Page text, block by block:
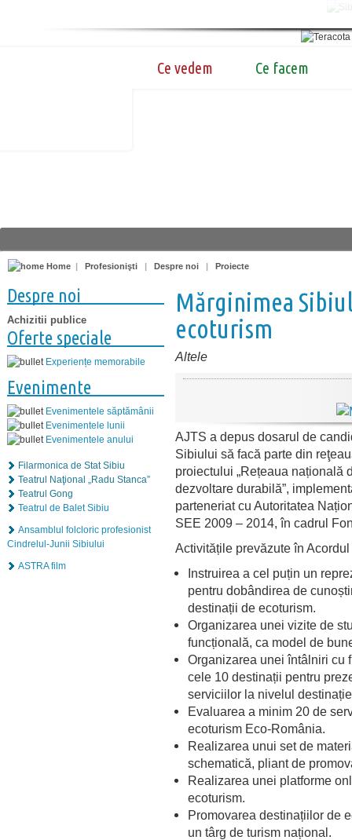
Ce vedem Ce facem
Home | Profesionişti | Despre noi | Proiecte
Despre noi
Achizitii publice
Oferte speciale
Experiențe memorabile
Evenimente
Evenimentele săptămânii
Evenimentele lunii
Evenimentele anului
Filarmonica de Stat Sibiu
Teatrul Naţional „Radu Stanca”
Teatrul Gong
Teatrul de Balet Sibiu
Ansamblul folcloric profesionist
Cindrelul-Junii Sibiului
ASTRA film
Mărginimea
ecoturism
Altele
AJTS a depus dosarul de
Sibiului să facă parte din
proiectului „Rețeaua națională
dezvoltare durabilă”,
parteneriat cu Autoritatea
SEE 2009 – 2014, în cadrul
Activitățile prevăzute în
Instruirea a cel puțin un
pentru dobândirea de
destinații de ecoturism.
Organizarea unei vizite de
funcțională, ca model de
Organizarea unei întâlniri cu
cele 10 destinații pentru
serviciilor la nivelul
Evaluarea a minim 20 de
ecoturism Eco-România.
Realizarea unui set de
schematică, pliant de
Realizarea unei platforme
ecoturism.
Promovarea destinațiilor de
un târg de turism național.